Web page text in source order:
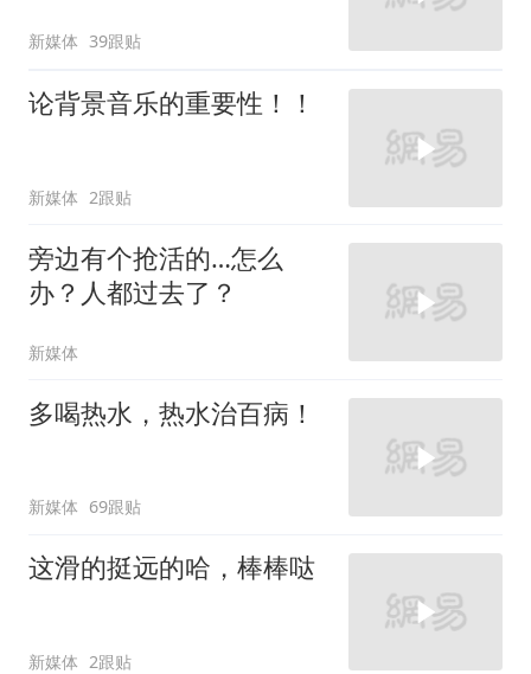
新媒体 39跟贴
论背景音乐的重要性！！
新媒体 2跟贴
旁边有个抢活的…怎么
办？人都过去了？
新媒体
多喝热水，热水治百病！
新媒体 69跟贴
这滑的挺远的哈，棒棒哒
新媒体 2跟贴